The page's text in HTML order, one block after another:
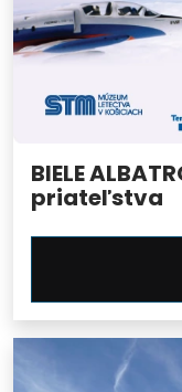
BIELE
priateľstva